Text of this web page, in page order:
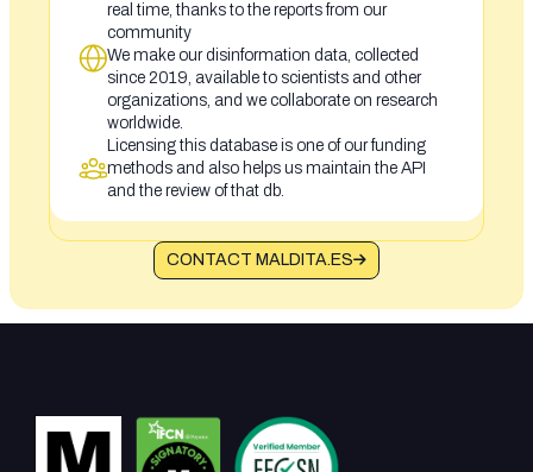
real time, thanks to the reports from our
community
We make our disinformation data, collected
since 2019, available to scientists and other
organizations, and we collaborate on research
worldwide.
Licensing this database is one of our funding
methods and also helps us maintain the API
and the review of that db.
CONTACT MALDITA.ES